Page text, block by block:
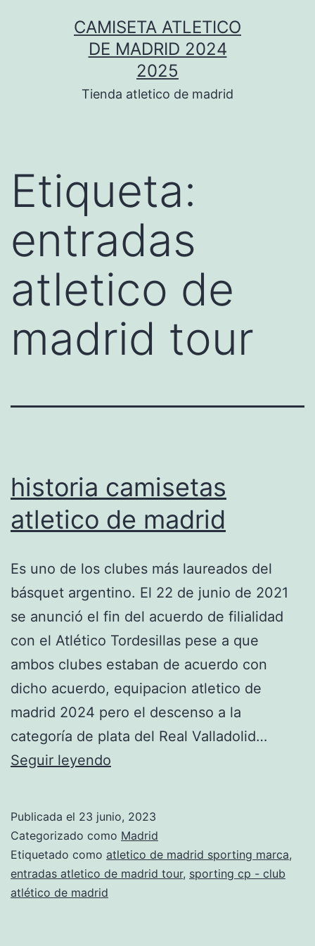
CAMISETA ATLETICO
DE MADRID 2024
2025
Tienda atletico de madrid
Etiqueta:
entradas
atletico de
madrid tour
historia camisetas
atletico de madrid
Es uno de los clubes más laureados del
básquet argentino. El 22 de junio de 2021
se anunció el fin del acuerdo de filialidad
con el Atlético Tordesillas pese a que
ambos clubes estaban de acuerdo con
dicho acuerdo, equipacion atletico de
madrid 2024 pero el descenso a la
categoría de plata del Real Valladolid…
Seguir leyendo
de
madrid
Publicada el 23 junio, 2023
Categorizado como Madrid
Etiquetado como atletico de madrid sporting marca,
entradas atletico de madrid tour, sporting cp - club
atlético de madrid